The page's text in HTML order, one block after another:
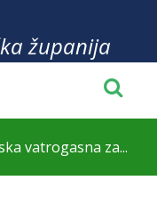
županija
vatrogasna za...